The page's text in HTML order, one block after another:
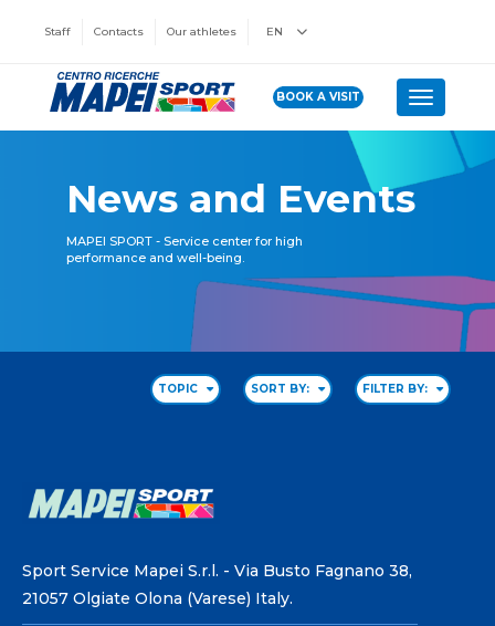
Staff Contacts Our athletes EN
BOOK A VISIT Toggle
News and Events
MAPEI SPORT - Service center for high
performance and well-being.
TOPIC SORT BY: FILTER BY:
Sport Service Mapei S.r.l. - Via Busto Fagnano 38,
21057 Olgiate Olona (Varese) Italy.